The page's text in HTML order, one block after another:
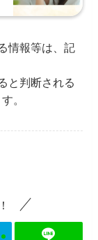
情報等は、記
と判断される
。